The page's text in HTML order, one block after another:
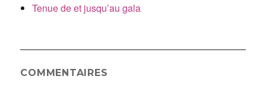
Tenue de et jusqu’au gala
COMMENTAIRES